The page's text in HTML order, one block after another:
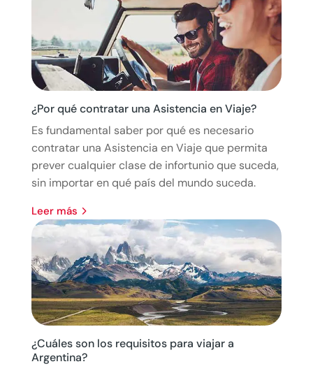
¿Por qué contratar una Asistencia en Viaje?
Es fundamental saber por qué es necesario
contratar una Asistencia en Viaje que permita
prever cualquier clase de infortunio que suceda,
sin importar en qué país del mundo suceda.
leer más
¿Cuáles son los requisitos para viajar a
Argentina?